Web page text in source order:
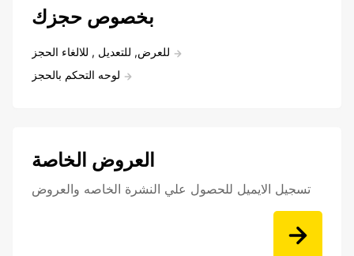
بخصوص حجزك
للعرض, للتعديل , للالغاء الحجز
لوحه التحكم بالحجز
العروض الخاصة
تسجيل الايميل للحصول علي النشرة الخاصه والعروض